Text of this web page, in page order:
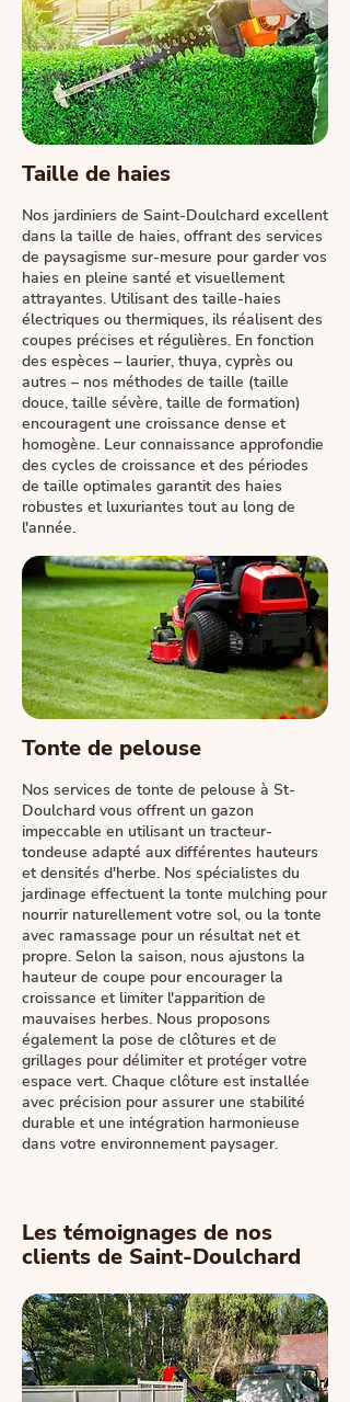
Taille de haies
Nos jardiniers de Saint-Doulchard excellent
dans la taille de haies, offrant des services
de paysagisme sur-mesure pour garder vos
haies en pleine santé et visuellement
attrayantes. Utilisant des taille-haies
électriques ou thermiques, ils réalisent des
coupes précises et régulières. En fonction
des espèces – laurier, thuya, cyprès ou
autres – nos méthodes de taille (taille
douce, taille sévère, taille de formation)
encouragent une croissance dense et
homogène. Leur connaissance approfondie
des cycles de croissance et des périodes
de taille optimales garantit des haies
robustes et luxuriantes tout au long de
l'année.
Tonte de pelouse
Nos services de tonte de pelouse à St-
Doulchard vous offrent un gazon
impeccable en utilisant un tracteur-
tondeuse adapté aux différentes hauteurs
et densités d'herbe. Nos spécialistes du
jardinage effectuent la tonte mulching pour
nourrir naturellement votre sol, ou la tonte
avec ramassage pour un résultat net et
propre. Selon la saison, nous ajustons la
hauteur de coupe pour encourager la
croissance et limiter l'apparition de
mauvaises herbes. Nous proposons
également la pose de clôtures et de
grillages pour délimiter et protéger votre
espace vert. Chaque clôture est installée
avec précision pour assurer une stabilité
durable et une intégration harmonieuse
dans votre environnement paysager.
Les témoignages de nos
clients de Saint-Doulchard